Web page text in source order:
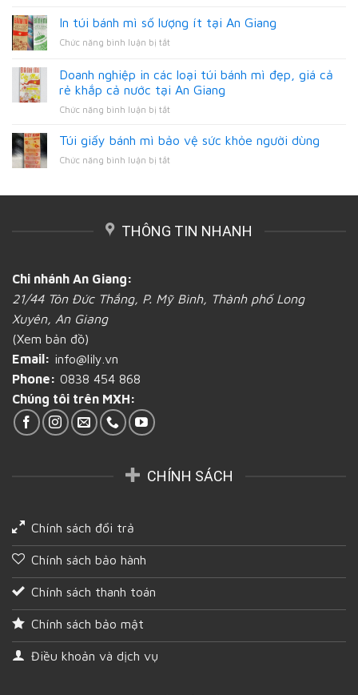
túi
bánh
giá
rẻ
An
bạn
bí
quyết
nơi
in
bao
bánh
và
tại
In túi bánh mì số lượng ít tại An Giang
Chức năng bình luận bị tắtở
túi
bánh
mì
số
ít
An
Doanh nghiệp in các loại túi bánh mì đẹp, giá cả
rẻ khắp cả nước tại An Giang
Chức năng bình luận bị tắtở
nghiệp
các
đẹp,
cả
Túi giấy bánh mì bảo vệ sức khỏe người dùng
Chức năng bình luận bị tắtở
bảo
dùng
THÔNG TIN NHANH
Chi nhánh An Giang:
21/44 Tôn Đức Thắng, P. Mỹ Bình, Thành phố Long
Xuyên, An Giang
(Xem bản đồ)
Email: info@lily.vn
Phone: 0838 454 868
Chúng tôi trên MXH:
CHÍNH SÁCH
Chính sách đổi trả
Chính sách bảo hành
Chính sách thanh toán
Chính sách bảo mật
Điều khoản và dịch vụ